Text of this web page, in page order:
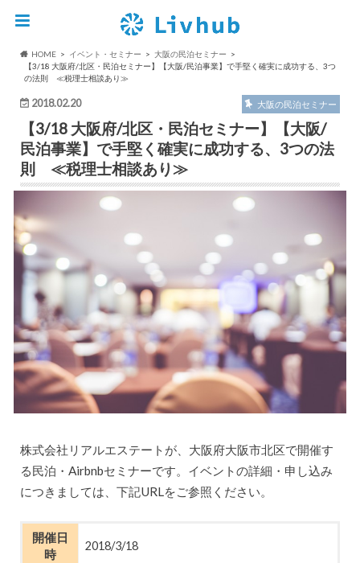
HOME イベント・セミナー
大阪の民泊セミナー
【3/18 大阪府/北区・民泊セミナー】【大阪/民泊事業】で手堅く確実に成功する、3つ
の法則 ≪税理士相談あり≫
2018.02.20 大阪の民泊セミナー
【3/18 大阪府/北区・民泊セミナー】【大阪/
民泊事業】で手堅く確実に成功する、3つの法
則 ≪税理士相談あり≫
株式会社リアルエステートが、大阪府大阪市北区で開催す
る民泊・Airbnbセミナーです。イベントの詳細・申し込み
につきましては、下記URLをご参照ください。
開催日
時
2018/3/18